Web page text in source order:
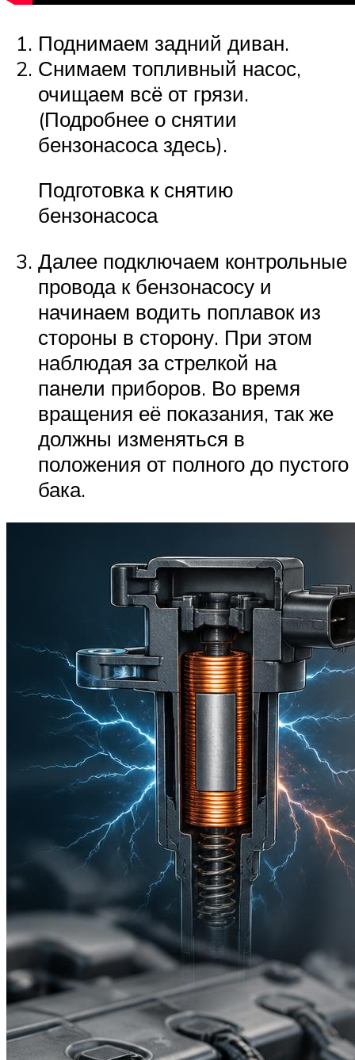
Поднимаем задний диван.
Снимаем топливный насос,
очищаем всё от грязи.
(Подробнее о снятии
бензонасоса здесь).
Подготовка к снятию
бензонасоса
Далее подключаем контрольные
провода к бензонасосу и
начинаем водить поплавок из
стороны в сторону. При этом
наблюдая за стрелкой на
панели приборов. Во время
вращения её показания, так же
должны изменяться в
положения от полного до пустого
бака.